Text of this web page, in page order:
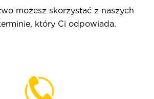
możesz skorzystać z naszych
który Ci odpowiada.